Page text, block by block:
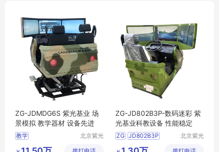
ZG-JDMDG6S 紫光基业 场
景模拟 教学器材 设备先进
教学
北京紫光
ZG-JD802B3P-数码迷彩 紫
光基业科教设备 性能稳定
ZG JD802B3P
北京紫光